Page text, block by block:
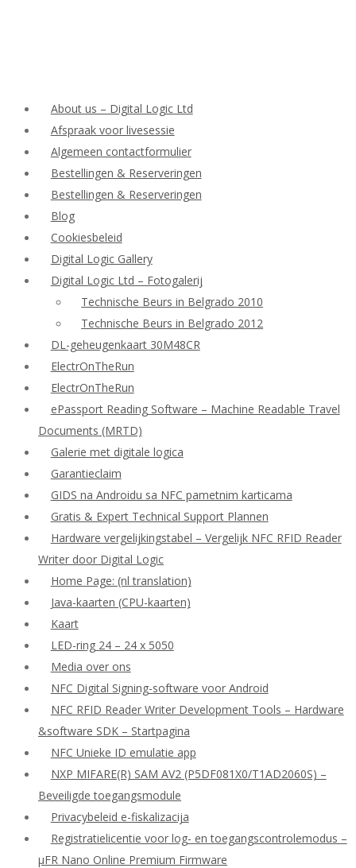
About us – Digital Logic Ltd
Afspraak voor livesessie
Algemeen contactformulier
Bestellingen & Reserveringen
Bestellingen & Reserveringen
Blog
Cookiesbeleid
Digital Logic Gallery
Digital Logic Ltd – Fotogalerij
Technische Beurs in Belgrado 2010
Technische Beurs in Belgrado 2012
DL-geheugenkaart 30M48CR
ElectrOnTheRun
ElectrOnTheRun
ePassport Reading Software – Machine Readable Travel
Documents (MRTD)
Galerie met digitale logica
Garantieclaim
GIDS na Androidu sa NFC pametnim karticama
Gratis & Expert Technical Support Plannen
Hardware vergelijkingstabel – Vergelijk NFC RFID Reader
Writer door Digital Logic
Home Page: (nl translation)
Java-kaarten (CPU-kaarten)
Kaart
LED-ring 24 – 24 x 5050
Media over ons
NFC Digital Signing-software voor Android
NFC RFID Reader Writer Development Tools – Hardware
&software SDK – Startpagina
NFC Unieke ID emulatie app
NXP MIFARE(R) SAM AV2 (P5DF081X0/T1AD2060S) –
Beveiligde toegangsmodule
Privacybeleid e-fiskalizacija
Registratielicentie voor log- en toegangscontrolemodus –
μFR Nano Online Premium Firmware